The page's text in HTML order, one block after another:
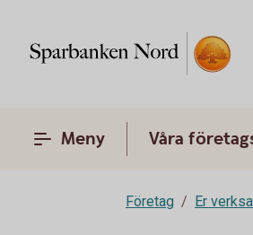
Meny Våra
Företag Er